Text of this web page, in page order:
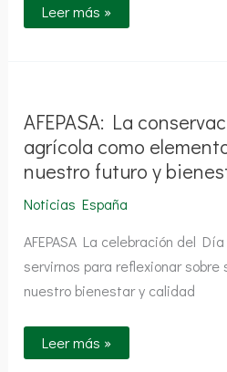
Leer más »
AFEPASA: La
agrícola como
nuestro futuro y
Noticias España
AFEPASA La celebración del
servirnos para reflexionar sobre
nuestro bienestar y calidad
del
suelo
agrícola
como
elemento
clave
para
nuestro
y
bienestar
Leer más »